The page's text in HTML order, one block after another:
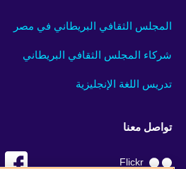
المجلس الثقافي البريطاني في مصر
شركاء المجلس الثقافي البريطاني
تدريس اللغة الإنجليزية
تواصل معنا
Flickr